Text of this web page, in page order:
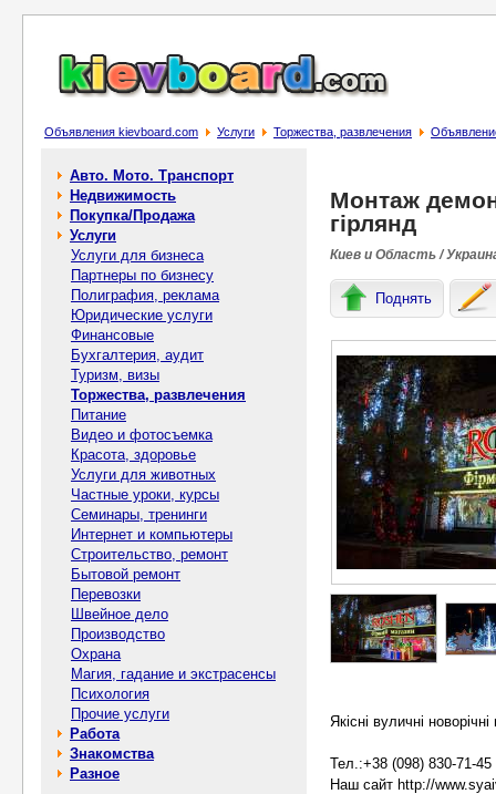
Объявления kievboard.com Услуги Торжества, развлечения
Авто. Мото. Транспорт
Недвижимость
Покупка/Продажа
Услуги
Услуги для бизнеса
Партнеры по бизнесу
Полиграфия, реклама
Юридические услуги
Финансовые
Бухгалтерия, аудит
Туризм, визы
Торжества, развлечения
Питание
Видео и фотосъемка
Красота, здоровье
Услуги для животных
Частные уроки, курсы
Семинары, тренинги
Интернет и компьютеры
Строительство, ремонт
Бытовой ремонт
Перевозки
Швейное дело
Производство
Охрана
Магия, гадание и экстрасенсы
Психология
Прочие услуги
Работа
Знакомства
Разное
Монтаж
гірлянд
Киев и Область /
Поднять
Якісні вуличні
Тел.:+38 (098) 830-71-45
Наш сайт http://